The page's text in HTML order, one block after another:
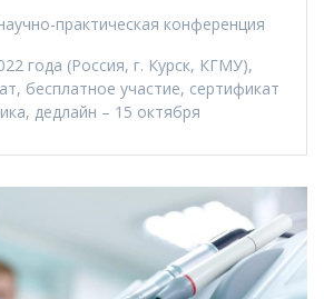
практическая конференция
года (Россия, г. Курск, КГМУ),
бесплатное участие, сертификат
дедлайн – 15 октября